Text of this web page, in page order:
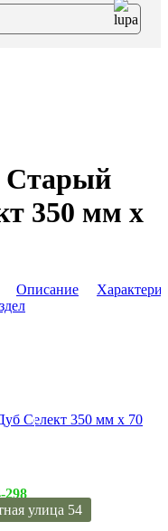
Старый
350 мм х
Описание
298
улица 54